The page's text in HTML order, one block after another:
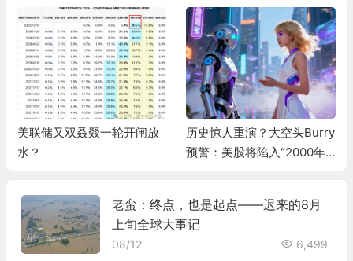
美联储又双叒叕一轮开闸放
水？
历史惊人重演？大空头Burry
预警：美股将陷入“2000年
老蛮：终点，也是起点——迟来的8月
上旬全球大事记
08/12 6,499